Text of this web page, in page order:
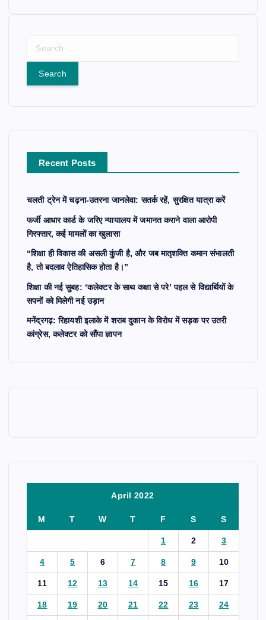
r
Recent Posts
चलती ट्रेन में चढ़ना-उतरना जानलेवा: सतर्क रहें, सुरक्षित यात्रा करें
फर्जी आधार कार्ड के जरिए न्यायालय में जमानत कराने वाला आरोपी
गिरफ्तार, कई मामलों का खुलासा
“शिक्षा ही विकास की असली कुंजी है, और जब मातृशक्ति कमान संभालती
है, तो बदलाव ऐतिहासिक होता है।”
शिक्षा की नई सुबह: ‘कलेक्टर के साथ कक्षा से परे’ पहल से विद्यार्थियों के
सपनों को मिलेगी नई उड़ान
मनेंद्रगढ़: रिहायशी इलाके में शराब दुकान के विरोध में सड़क पर उतरी
कांग्रेस, कलेक्टर को सौंपा ज्ञापन
April 2022
M T W T F S S
1 2 3
4 5 6 7 8 9 10
11 12 13 14 15 16 17
18 19 20 21 22 23 24